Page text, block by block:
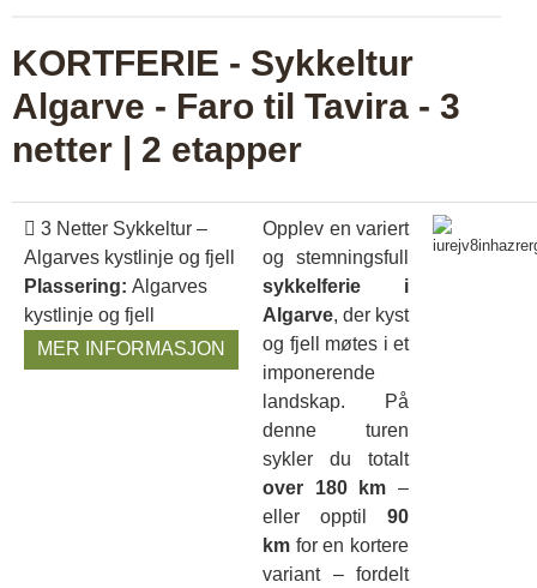
KORTFERIE - Sykkeltur
Algarve - Faro til Tavira - 3
netter | 2 etapper
3 Netter Sykkeltur –
Algarves kystlinje og fjell
Plassering: Algarves
kystlinje og fjell
MER INFORMASJON
Opplev en variert
og stemningsfull
sykkelferie i
Algarve, der kyst
og fjell møtes i et
imponerende
landskap. På
denne turen
sykler du totalt
over 180 km –
eller opptil 90
km for en kortere
variant – fordelt